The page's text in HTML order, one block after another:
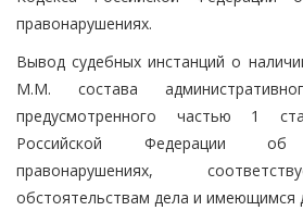
правонарушениях.
Вывод судебных инстанций о
М.М. состава
предусмотренного частью 1
Российской Федерации об
правонарушениях,
обстоятельствам дела и имеющимся